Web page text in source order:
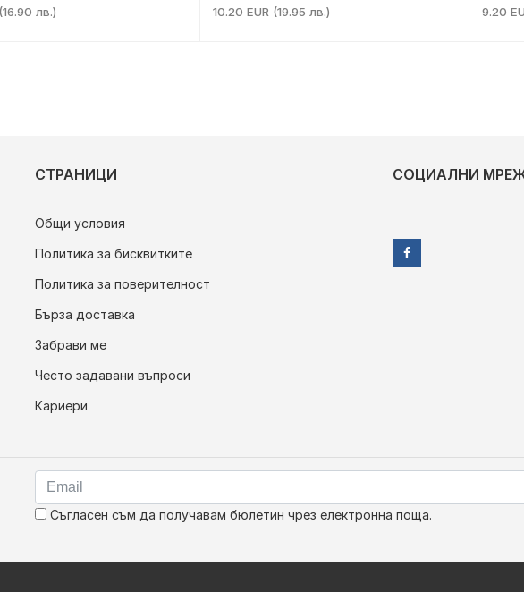
лв.) 10.20 EUR (19.95 лв.) 9.20
СТРАНИЦИ
Общи условия
Политика за бисквитките
Политика за поверителност
Бърза доставка
Забрави ме
Често задавани въпроси
Кариери
СОЦИАЛНИ
Съгласен съм да получавам бюлетин чрез електронна поща.